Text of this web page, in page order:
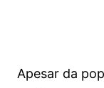
Apesar da